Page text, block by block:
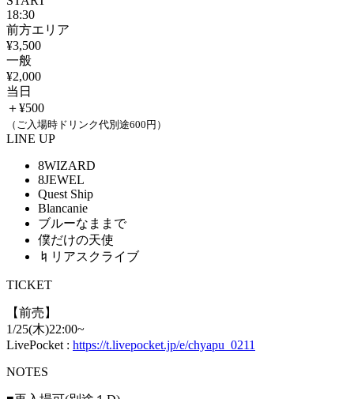
18:30
前方エリア
¥3,500
一般
¥2,000
当日
＋¥500
（ご入場時ドリンク代別途600円）
LINE UP
8WIZARD
8JEWEL
Quest Ship
Blancanie
ブルーなままで
僕だけの天使
♮リアスクライブ
TICKET
【前売】
1/25(木)22:00~
LivePocket : https://t.livepocket.jp/e/chyapu_0211
NOTES